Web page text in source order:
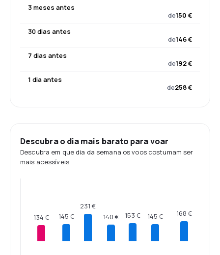
3 meses antes
de150 €
30 dias antes
de146 €
7 dias antes
de192 €
1 dia antes
de258 €
Descubra o dia mais barato para voar
Descubra em que dia da semana os voos costumam ser
mais acessíveis.
134 € 145 €
231 €
140 €
153 € 145 € 168 €